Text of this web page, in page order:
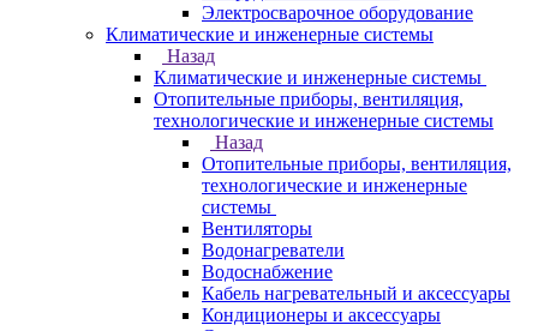
Электросварочное оборудование
Климатические и инженерные системы
Назад
Климатические и инженерные системы
Отопительные приборы, вентиляция,
технологические и инженерные системы
Назад
Отопительные приборы, вентиляция,
технологические и инженерные
системы
Вентиляторы
Водонагреватели
Водоснабжение
Кабель нагревательный и аксессуары
Кондиционеры и аксессуары